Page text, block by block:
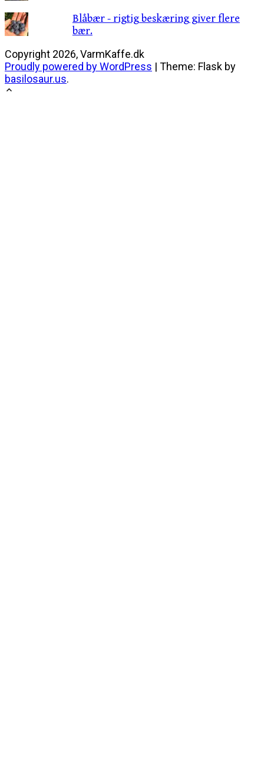
Blåbær - rigtig beskæring giver flere
bær.
Copyright 2026, VarmKaffe.dk
Proudly powered by WordPress | Theme: Flask by
basilosaur.us.